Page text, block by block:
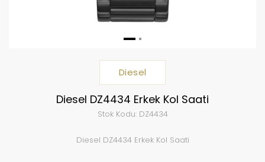
Diesel
Diesel DZ4434 Erkek Kol Saati
Stok Kodu:DZ4434
Diesel DZ4434 Erkek Kol Saati